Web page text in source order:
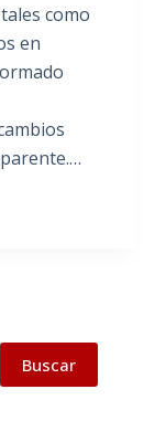
como
en
Buscar